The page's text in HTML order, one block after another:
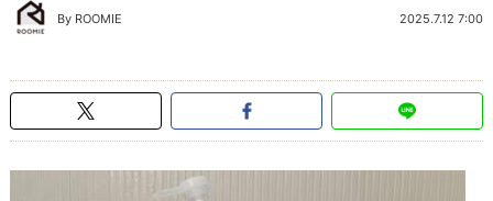
By ROOMIE 2025.7.12 7:00